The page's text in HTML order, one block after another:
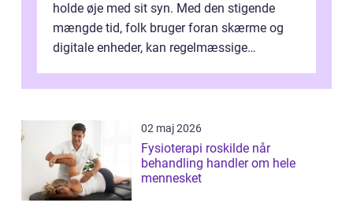
holde øje med sit syn. Med den stigende
mængde tid, folk bruger foran skærme og
digitale enheder, kan regelmæssige
02 maj 2026
Fysioterapi roskilde når
behandling handler om hele
mennesket